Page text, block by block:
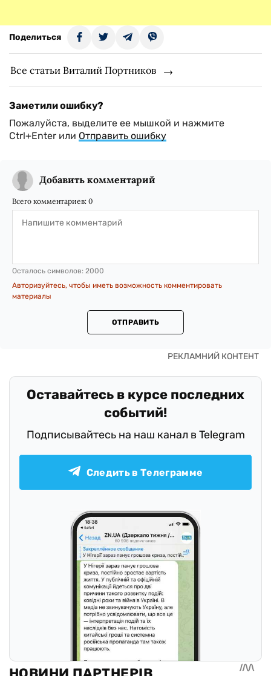
Поделиться
Все статьи Виталий Портников
Заметили ошибку?
Пожалуйста, выделите ее мышкой и нажмите
Ctrl+Enter или Отправить ошибку
Добавить комментарий
Всего комментариев: 0
Осталось символов: 2000
Авторизуйтесь, чтобы иметь возможность комментировать
материалы
ОТПРАВИТЬ
Оставайтесь в курсе последних
событий!
Подписывайтесь на наш канал в Telegram
Следить в Телеграмме